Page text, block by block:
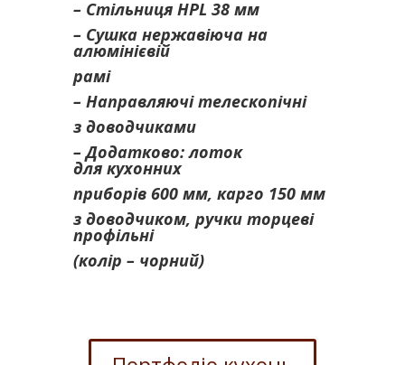
– Cтільниця HPL 38 мм
– Cушка нержавіюча на
алюмінієвій
рамі
– Направляючі телескопічні
з доводчиками
– Додатково: лоток
для кухонних
приборів 600 мм, карго 150 мм
з доводчиком, ручки торцеві
профільні
(колір – чорний)